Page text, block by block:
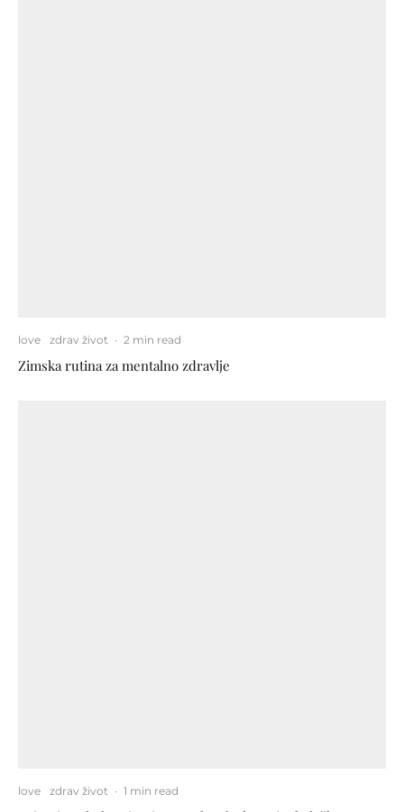
love zdrav život · 2 min read
Zimska rutina za mentalno zdravlje
love zdrav život · 1 min read